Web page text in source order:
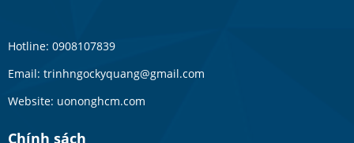
Hotline: 0908107839
Email: trinhngockyquang@gmail.com
Website: uononghcm.com
Chính sách